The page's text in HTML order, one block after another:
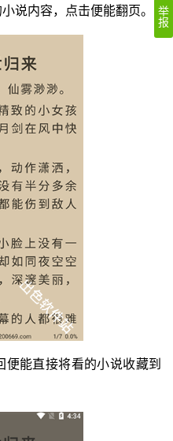
说内容，点击便能翻页。
能直接将看的小说收藏到
举
报